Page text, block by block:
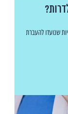
שנועדו להעברת